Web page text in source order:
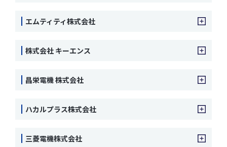
エムティティ株式会社
株式会社 キーエンス
昌栄電機 株式会社
ハカルプラス株式会社
三菱電機株式会社